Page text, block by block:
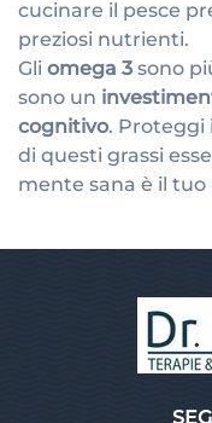
cucinare il pesce
preziosi nutrienti.
Gli omega 3 sono
sono un
cognitivo. Proteggi
di questi grassi
mente sana è il tuo